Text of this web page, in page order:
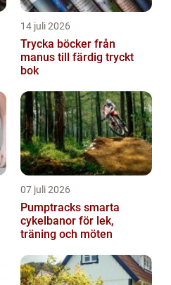
14 juli 2026
Trycka böcker från
manus till färdig tryckt
bok
07 juli 2026
Pumptracks smarta
cykelbanor för lek,
träning och möten